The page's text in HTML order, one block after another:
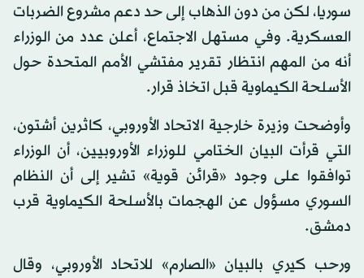
سوريا، لكن من دون الذهاب إلى حد دعم مشروع الضربات
العسكرية. وفي مستهل الاجتماع، أعلن عدد من الوزراء
أنه من المهم انتظار تقرير مفتشي الأمم المتحدة حول
الأسلحة الكيماوية قبل اتخاذ قرار.
وأوضحت وزيرة خارجية الاتحاد الأوروبي، كاثرين أشتون،
التي قرأت البيان الختامي للوزراء الأوروبيين، أن الوزراء
توافقوا على وجود «قرائن قوية» تشير إلى أن النظام
السوري مسؤول عن الهجمات بالأسلحة الكيماوية قرب
دمشق.
ورحب كيري بالبيان «الصارم» للاتحاد الأوروبي، وقال